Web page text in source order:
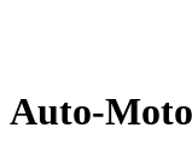
Auto-